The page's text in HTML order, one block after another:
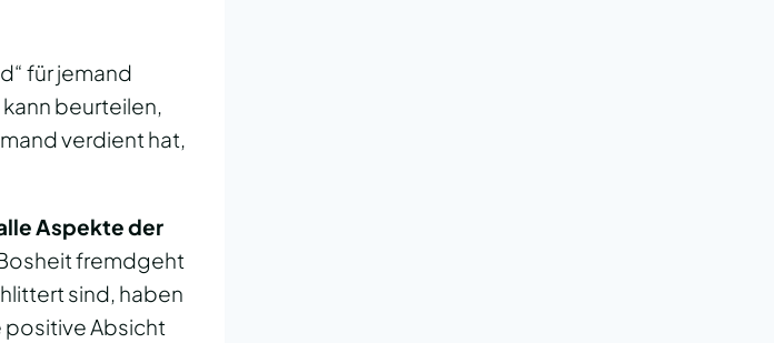
für jemand
beurteilen,
verdient hat,
Aspekte der
fremdgeht
sind, haben
positive Absicht